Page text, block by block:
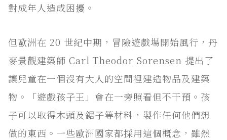
對成年人造成困擾。
但歐洲在 20 世紀中期，冒險遊戲場開始風行，丹
麥景觀建築師 Carl Theodor Sorensen 提出了
讓兒童在一個沒有大人的空間裡建造物品及建築
物。「遊戲孩子王」會在一旁照看但不干預。孩
子可以取得木頭及鋸子等材料，製作任何他們想
做的東西。一些歐洲國家都採用這個概念，雖然